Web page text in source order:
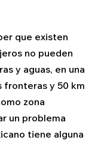
que existen
no pueden
y aguas, en una
fronteras y 50 km
zona
un problema
tiene alguna